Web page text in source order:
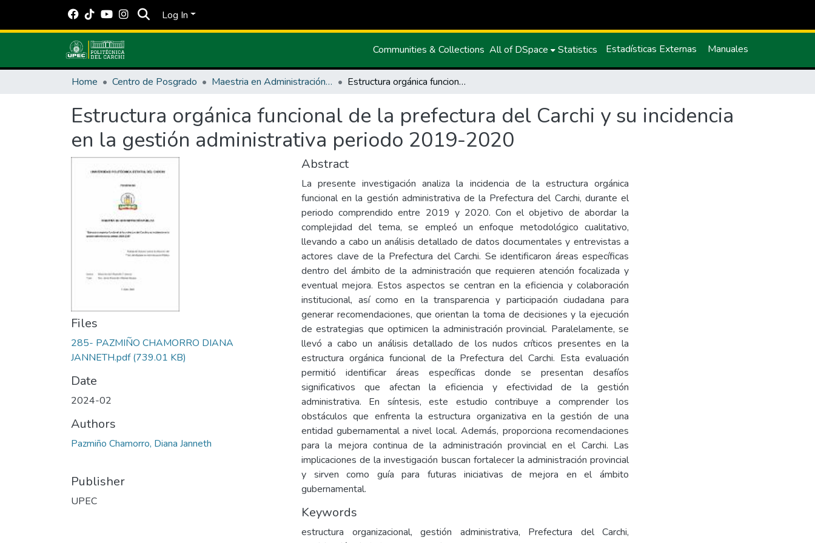
Log In
Communities & Collections All of DSpace Statistics Estadísticas Externas Manuales
Home Centro de Posgrado Maestria en Administración Pública Estructura orgánica funcional de la prefectura del Carchi y su incidencia en la gestión administrativa periodo 2019-2020
Estructura orgánica funcional de la prefectura del Carchi y su incidencia
en la gestión administrativa periodo 2019-2020
Files
285- PAZMIÑO CHAMORRO DIANA
JANNETH.pdf(739.01 KB)
Date
2024-02
Authors
Pazmiño Chamorro, Diana Janneth
Publisher
UPEC
Abstract
La presente investigación analiza la incidencia de la estructura orgánica
funcional en la gestión administrativa de la Prefectura del Carchi, durante el
periodo comprendido entre 2019 y 2020. Con el objetivo de abordar la
complejidad del tema, se empleó un enfoque metodológico cualitativo,
llevando a cabo un análisis detallado de datos documentales y entrevistas a
actores clave de la Prefectura del Carchi. Se identificaron áreas específicas
dentro del ámbito de la administración que requieren atención focalizada y
eventual mejora. Estos aspectos se centran en la eficiencia y colaboración
institucional, así como en la transparencia y participación ciudadana para
generar recomendaciones, que orientan la toma de decisiones y la ejecución
de estrategias que optimicen la administración provincial. Paralelamente, se
llevó a cabo un análisis detallado de los nudos críticos presentes en la
estructura orgánica funcional de la Prefectura del Carchi. Esta evaluación
permitió identificar áreas específicas donde se presentan desafíos
significativos que afectan la eficiencia y efectividad de la gestión
administrativa. En síntesis, este estudio contribuye a comprender los
obstáculos que enfrenta la estructura organizativa en la gestión de una
entidad gubernamental a nivel local. Además, proporciona recomendaciones
para la mejora continua de la administración provincial en el Carchi. Las
implicaciones de la investigación buscan fortalecer la administración provincial
y sirven como guía para futuras iniciativas de mejora en el ámbito
gubernamental.
Keywords
estructura organizacional, gestión administrativa, Prefectura del Carchi,